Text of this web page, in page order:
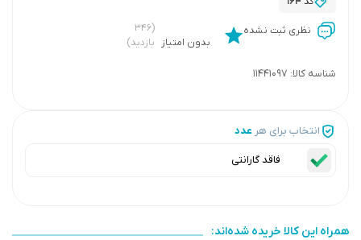
نظری ثبت نشده
بدون امتیاز
(۳۴۶
بازدید)
شناسه کالا: 11441097
انتخاب برای هر عدد
فاقد گارانتی
همراه این کالا خریده شده‌اند: